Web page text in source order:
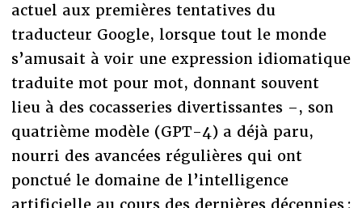
actuel aux premières tentatives du
traducteur Google, lorsque tout le monde
s’amusait à voir une expression idiomatique
traduite mot pour mot, donnant souvent
lieu à des cocasseries divertissantes –, son
quatrième modèle (GPT-4) a déjà paru,
nourri des avancées régulières qui ont
ponctué le domaine de l’intelligence